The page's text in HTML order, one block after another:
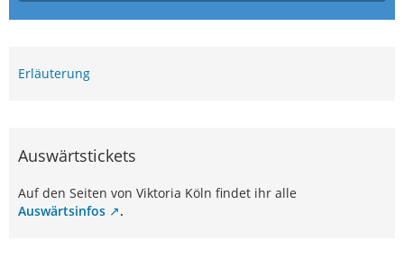
Erläuterung
Auswärtstickets
Auf den Seiten von Viktoria Köln findet ihr alle
Auswärtsinfos
.